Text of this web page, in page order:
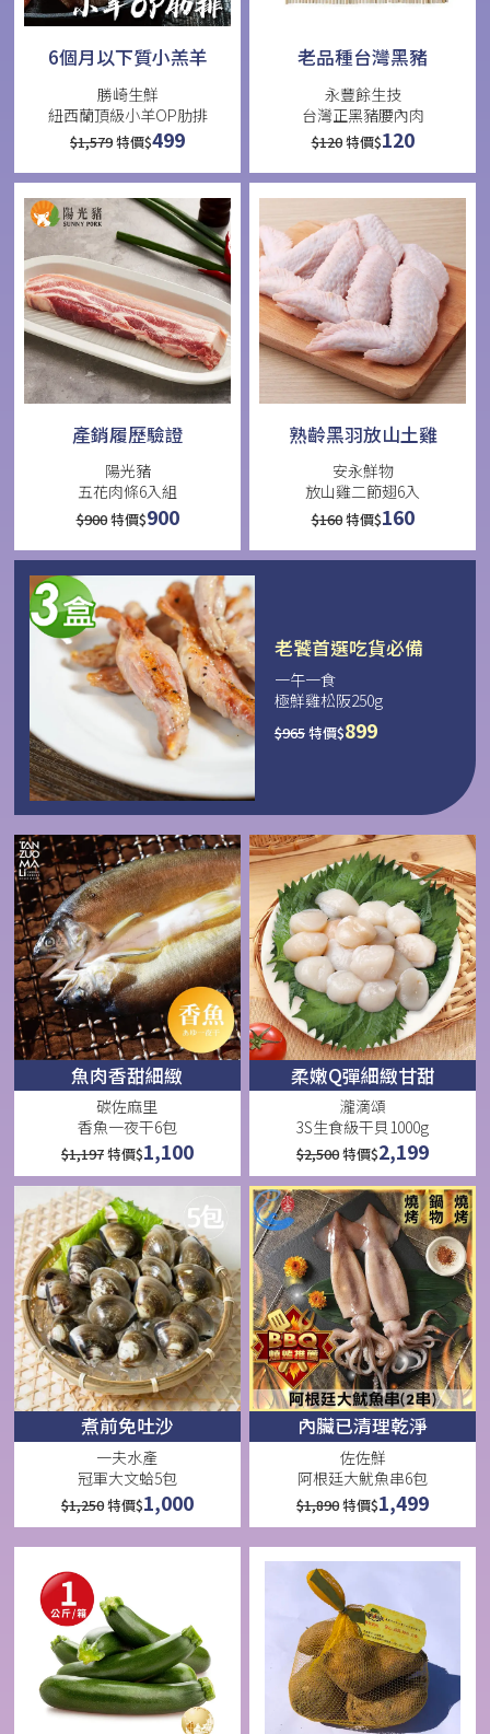
6個月以下質小羔羊
勝崎生鮮
紐西蘭頂級小羊OP肋排
$1,579特價$499
老品種台灣黑豬
永豐餘生技
台灣正黑豬腰內肉
$120特價$120
產銷履歷驗證
陽光豬
五花肉條6入組
$900特價$900
熟齡黑羽放山土雞
安永鮮物
放山雞二節翅6入
$160特價$160
老饕首選吃貨必備
一午一食
極鮮雞松阪250g
$965特價$899
魚肉香甜細緻
碳佐麻里
香魚一夜干6包
$1,197特價$1,100
柔嫩Q彈細緻甘甜
瀧滴頌
3S生食級干貝1000g
$2,500特價$2,199
煮前免吐沙
一夫水產
冠軍大文蛤5包
$1,250特價$1,000
內臟已清理乾淨
佐佐鮮
阿根廷大魷魚串6包
$1,890特價$1,499